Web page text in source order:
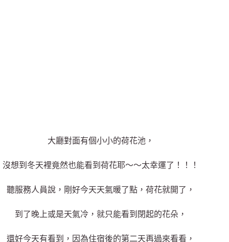
大廳對面有個小小的荷花池，
沒想到冬天裡竟然也能看到荷花耶～～太幸運了！！！
聽服務人員說，剛好今天天氣暖了點，荷花就開了，
到了晚上或是天氣冷，就只能看到閉起的花朵，
還好今天有看到，因為住宿後的第二天再過來看看，